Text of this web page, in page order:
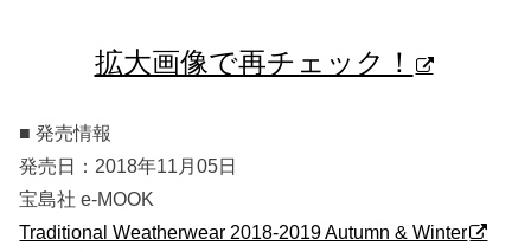
拡大画像で再チェック！
■ 発売情報
発売日：2018年11月05日
宝島社 e-MOOK
Traditional Weatherwear 2018-2019 Autumn & Winter